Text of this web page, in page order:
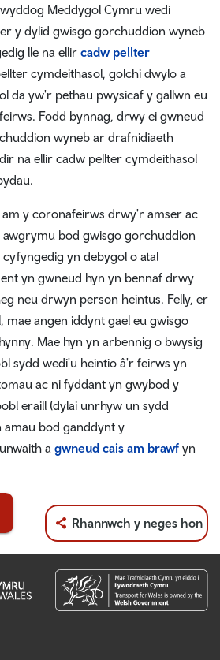
Meddygol Cymru wedi
y dylid gwisgo gorchuddion wyneb
lle na ellir cadw pellter
cymdeithasol, golchi dwylo a
da yw'r pethau pwysicaf y gallwn eu
Fodd bynnag, drwy ei gwneud
wyneb ar drafnidiaeth
na ellir cadw pellter cymdeithasol
y coronafeirws drwy'r amser ac
bod gwisgo gorchuddion
yn debygol o atal
yn gwneud hyn yn bennaf drwy
neu drwyn person heintus. Felly, er
mae angen iddynt gael eu gwisgo
Mae hyn yn arbennig o bwysig
sydd wedi'u heintio â'r feirws yn
ac ni fyddant yn gwybod y
eraill (dylai unrhyw un sydd
amau bod ganddynt y
a gwneud cais am brawf yn
Rhannwch y neges hon